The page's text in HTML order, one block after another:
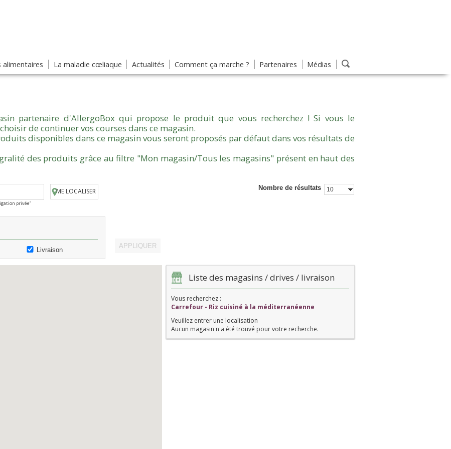
alimentaires La maladie cœliaque Actualités Comment ça marche ? Partenaires Médias
partenaire d'AllergoBox qui propose le produit que vous recherchez ! Si vous le
de continuer vos courses dans ce magasin.
disponibles dans ce magasin vous seront proposés par défaut dans vos résultats de
des produits grâce au filtre "Mon magasin/Tous les magasins" présent en haut des
privée"
ME LOCALISER
Livraison
Nombre de résultats 10
Liste des magasins / drives / livraison
Vous recherchez :
Carrefour - Riz cuisiné à la méditerranéenne
Veuillez entrer une localisation
Aucun magasin n'a été trouvé pour votre recherche.